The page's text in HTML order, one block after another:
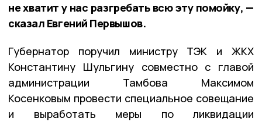
не хватит у нас разгребать всю эту помойку, —
сказал Евгений Первышов.
Губернатор поручил министру ТЭК и ЖКХ
Константину Шульгину совместно с главой
администрации Тамбова Максимом
Косенковым провести специальное совещание
и выработать меры по ликвидации